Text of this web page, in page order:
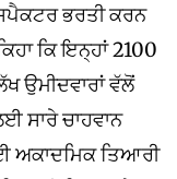
ਭਰਤੀ ਕਰਨ
ਕਿ ਇਨ੍ਹਾਂ 2100
ਉਮੀਦਵਾਰਾਂ ਵੱਲੋਂ
ਸਾਰੇ ਚਾਹਵਾਨ
ਅਕਾਦਮਿਕ ਤਿਆਰੀ